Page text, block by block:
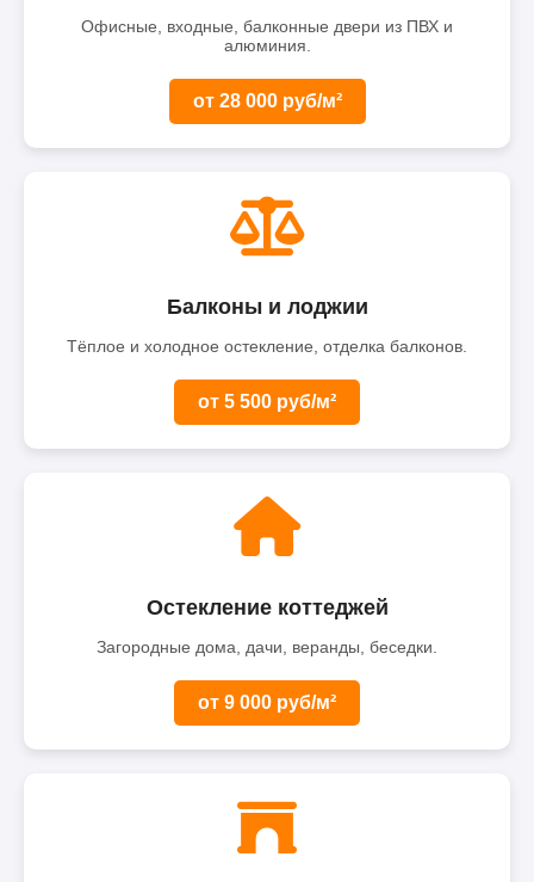
Офисные, входные, балконные двери из ПВХ и
алюминия.
от 28 000 руб/м²
Балконы и лоджии
Тёплое и холодное остекление, отделка балконов.
от 5 500 руб/м²
Остекление коттеджей
Загородные дома, дачи, веранды, беседки.
от 9 000 руб/м²